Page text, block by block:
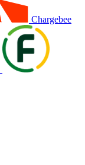
Chargebee